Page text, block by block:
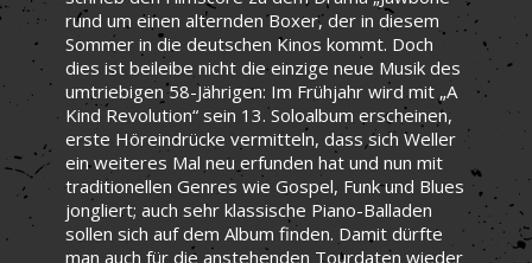
rund um einen alternden Boxer, der in diesem
Sommer in die deutschen Kinos kommt. Doch
dies ist beileibe nicht die einzige neue Musik des
umtriebigen 58-Jährigen: Im Frühjahr wird mit „A
Kind Revolution“ sein 13. Soloalbum erscheinen,
erste Höreindrücke vermitteln, dass sich Weller
ein weiteres Mal neu erfunden hat und nun mit
traditionellen Genres wie Gospel, Funk und Blues
jongliert; auch sehr klassische Piano-Balladen
sollen sich auf dem Album finden. Damit dürfte
man auch für die anstehenden Tourdaten wieder